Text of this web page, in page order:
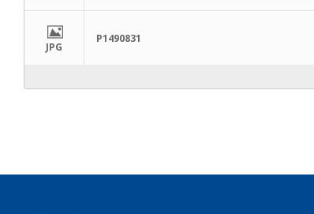
JPG
P1490831